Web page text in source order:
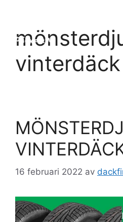
innehåll
vinterdäck
16 februari 2022 av